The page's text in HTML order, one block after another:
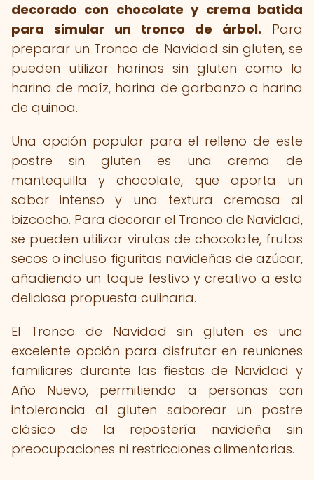
decorado con chocolate y crema batida
para simular un tronco de árbol. Para
preparar un Tronco de Navidad sin gluten, se
pueden utilizar harinas sin gluten como la
harina de maíz, harina de garbanzo o harina
de quinoa.
Una opción popular para el relleno de este
postre sin gluten es una crema de
mantequilla y chocolate, que aporta un
sabor intenso y una textura cremosa al
bizcocho. Para decorar el Tronco de Navidad,
se pueden utilizar virutas de chocolate, frutos
secos o incluso figuritas navideñas de azúcar,
añadiendo un toque festivo y creativo a esta
deliciosa propuesta culinaria.
El Tronco de Navidad sin gluten es una
excelente opción para disfrutar en reuniones
familiares durante las fiestas de Navidad y
Año Nuevo, permitiendo a personas con
intolerancia al gluten saborear un postre
clásico de la repostería navideña sin
preocupaciones ni restricciones alimentarias.